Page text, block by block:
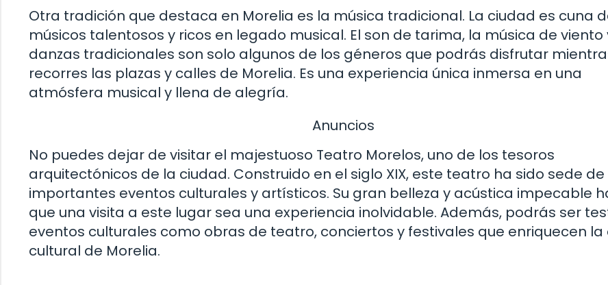
Otra tradición que destaca en Morelia es la música tradicional. La ciudad es cuna
músicos talentosos y ricos en legado musical. El son de tarima, la música de viento
danzas tradicionales son solo algunos de los géneros que podrás disfrutar
recorres las plazas y calles de Morelia. Es una experiencia única inmersa en una
atmósfera musical y llena de alegría.
Anuncios
No puedes dejar de visitar el majestuoso Teatro Morelos, uno de los tesoros
arquitectónicos de la ciudad. Construido en el siglo XIX, este teatro ha sido sede de
importantes eventos culturales y artísticos. Su gran belleza y acústica impecable
que una visita a este lugar sea una experiencia inolvidable. Además, podrás ser
eventos culturales como obras de teatro, conciertos y festivales que enriquecen la
cultural de Morelia.